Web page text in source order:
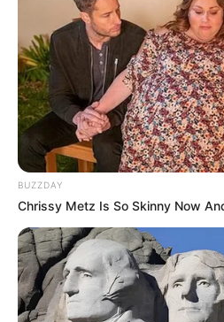
BUZZDAY
Chrissy Metz Is So Skinny Now